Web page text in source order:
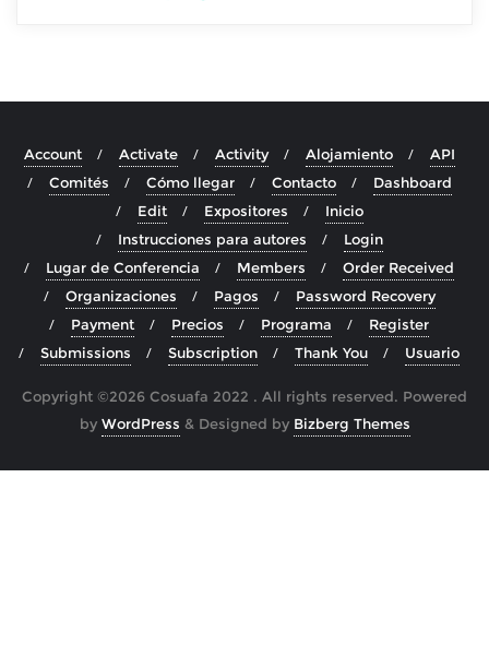
Account Activate Activity Alojamiento
API
Comités
Cómo llegar Contacto
Dashboard
Edit
Expositores
Inicio
Instrucciones para autores
Login
Lugar de Conferencia
Members
Order Received
Organizaciones
Pagos
Password Recovery
Payment
Precios Programa
Register
Submissions
Subscription Thank You Usuario
Copyright ©2026 Cosuafa 2022 . All rights reserved. Powered
by WordPress & Designed by Bizberg Themes